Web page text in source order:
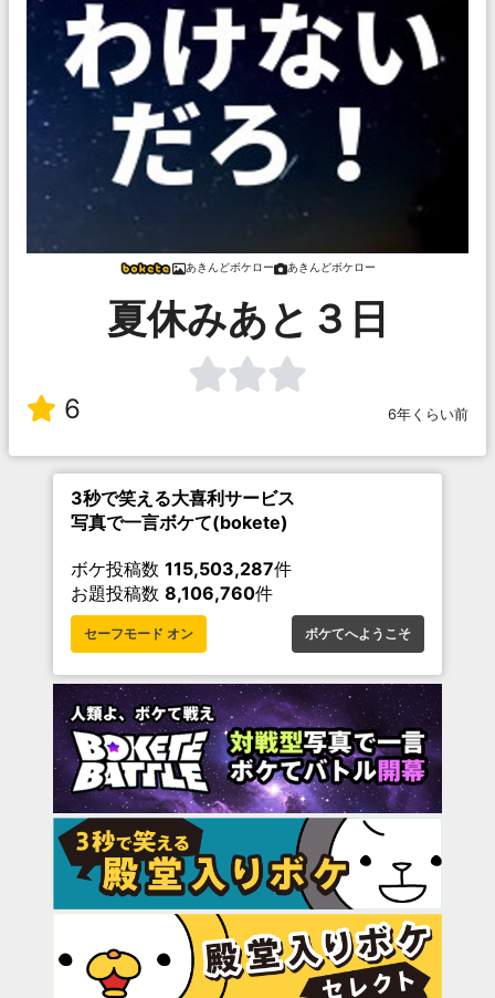
あきんどボケロー あきんどボケロー
夏休みあと３日
6 6年くらい前
3秒で笑える大喜利サービス
写真で一言ボケて(bokete)
ボケ投稿数 115,503,287件
お題投稿数 8,106,760件
セーフモード オン ボケてへようこそ